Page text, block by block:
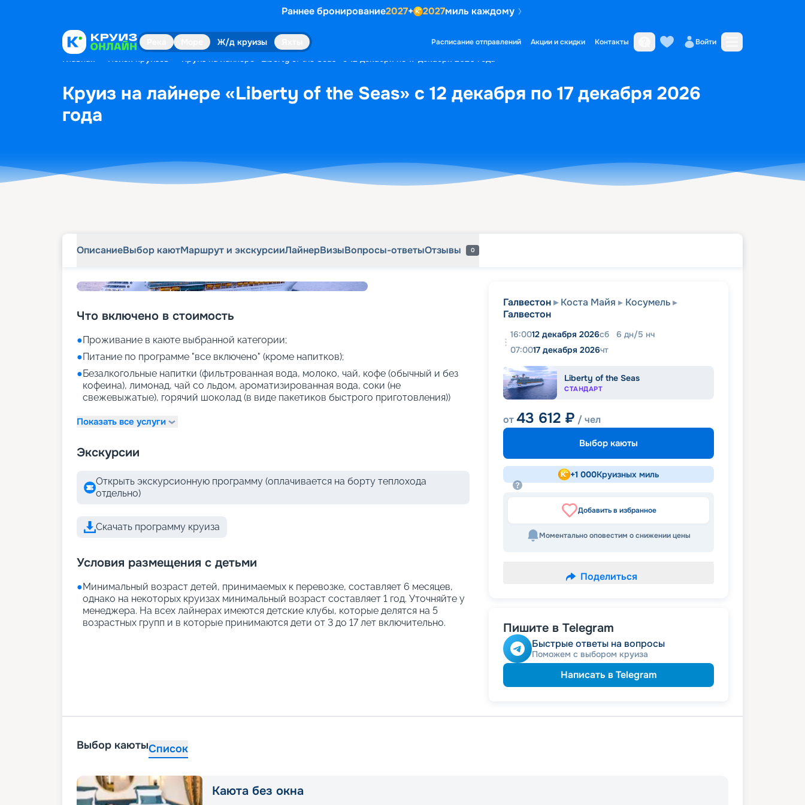
Раннее бронирование2027+ 2027миль каждому
Ж/д круизы Расписание отправлений Акции и скидки Контакты Войти
Главная Поиск круизов Круиз на лайнере «Liberty of the Seas» с 12 декабря по 17 декабря 2026 года
Круиз на лайнере «Liberty of the Seas» с 12 декабря по 17 декабря 2026
года
ОписаниеВыбор каютМаршрут и экскурсииЛайнерВизыВопросы-ответыОтзывы 0
Что включено в стоимость
●Проживание в каюте выбранной категории;
●Питание по программе "все включено" (кроме напитков);
●Безалкогольные напитки (фильтрованная вода, молоко, чай, кофе (обычный и без
кофеина), лимонад, чай со льдом, ароматизированная вода, соки (не
свежевыжатые), горячий шоколад (в виде пакетиков быстрого приготовления))
Показать все услуги
Экскурсии
Открыть экскурсионную программу (оплачивается на борту теплохода
отдельно)
Скачать программу круиза
Условия размещения с детьми
●Минимальный возраст детей, принимаемых к перевозке, составляет 6 месяцев,
однако на некоторых круизах минимальный возраст составляет 1 год. Уточняйте у
менеджера. На всех лайнерах имеются детские клубы, которые делятся на 5
возрастных групп и в которые принимаются дети от 3 до 17 лет включительно.
Галвестон Коста Майя
Косумель
Галвестон
16:0012 декабря 2026сб 6 дн/5 нч
07:0017 декабря 2026чт
Liberty of the Seas
СТАНДАРТ
от43 612 ₽ / чел
Выбор каюты
+1 000Круизных миль
Добавить в избранное
Моментально оповестим о снижении цены
Поделиться
Пишите в Telegram
Быстрые ответы на вопросы
Поможем с выбором круиза
Написать в Telegram
Выбор каютыСписок
Каюта без окна